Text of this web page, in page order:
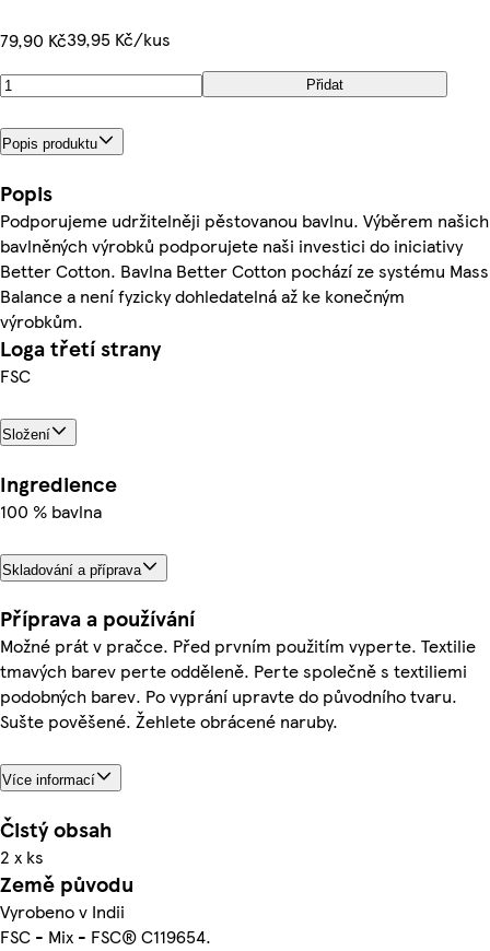
79,90 Kč39,95 Kč/kus
Přidat
Popis produktu
Popis
Podporujeme udržitelněji pěstovanou bavlnu. Výběrem našich
bavlněných výrobků podporujete naši investici do iniciativy
Better Cotton. Bavlna Better Cotton pochází ze systému Mass
Balance a není fyzicky dohledatelná až ke konečným
výrobkům.
Loga třetí strany
FSC
Složení
Ingredience
100 % bavlna
Skladování a příprava
Příprava a používání
Možné prát v pračce. Před prvním použitím vyperte. Textilie
tmavých barev perte odděleně. Perte společně s textiliemi
podobných barev. Po vyprání upravte do původního tvaru.
Sušte pověšené. Žehlete obrácené naruby.
Více informací
Čistý obsah
2 x ks
Země původu
Vyrobeno v Indii
FSC - Mix - FSC® C119654.